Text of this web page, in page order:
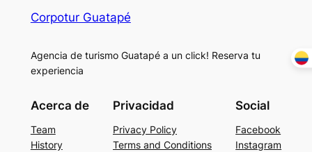
Corpotur Guatapé
Agencia de turismo Guatapé a un click! Reserva tu
experiencia
Acerca de
Team
History
Privacidad
Privacy Policy
Terms and Conditions
Social
Facebook
Instagram